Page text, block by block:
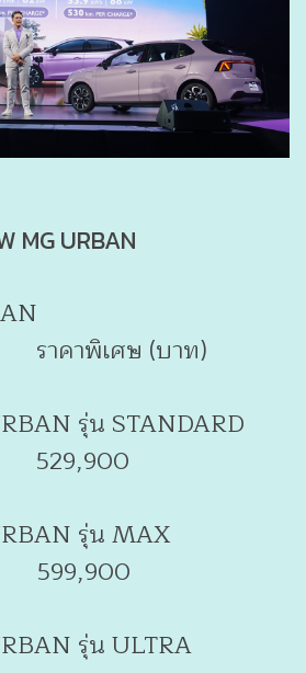
MG URBAN
ราคาพิเศษ (บาท)
รุ่น STANDARD
รุ่น MAX
รุ่น ULTRA